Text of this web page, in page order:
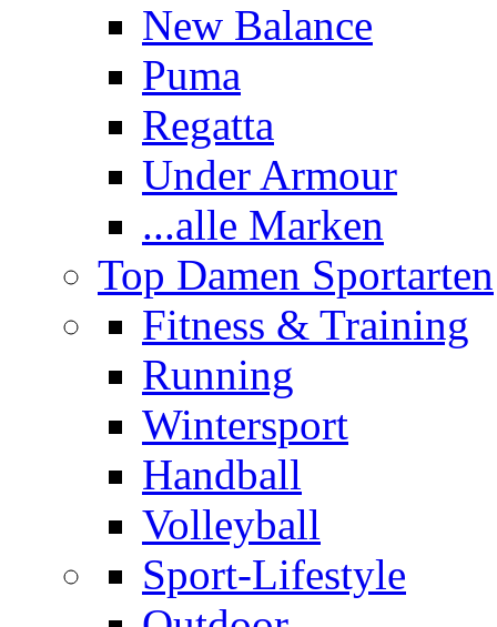
New Balance
Puma
Regatta
Under Armour
...alle Marken
Top Damen Sportarten
Fitness & Training
Running
Wintersport
Handball
Volleyball
Sport-Lifestyle